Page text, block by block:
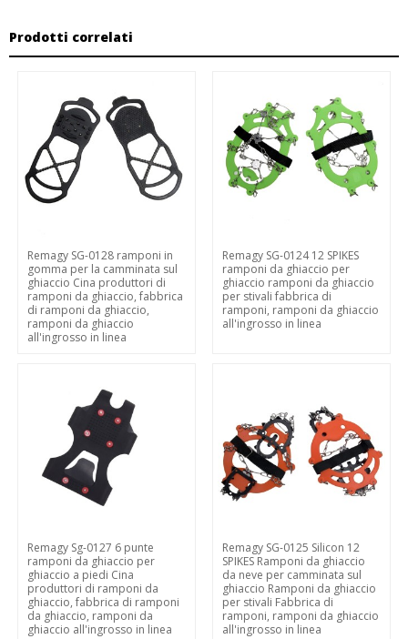
Prodotti correlati
Remagy SG-0128 ramponi in
gomma per la camminata sul
ghiaccio Cina produttori di
ramponi da ghiaccio, fabbrica
di ramponi da ghiaccio,
ramponi da ghiaccio
all'ingrosso in linea
Remagy SG-0124 12 SPIKES
ramponi da ghiaccio per
ghiaccio ramponi da ghiaccio
per stivali fabbrica di
ramponi, ramponi da ghiaccio
all'ingrosso in linea
Remagy Sg-0127 6 punte
ramponi da ghiaccio per
ghiaccio a piedi Cina
produttori di ramponi da
ghiaccio, fabbrica di ramponi
da ghiaccio, ramponi da
ghiaccio all'ingrosso in linea
Remagy SG-0125 Silicon 12
SPIKES Ramponi da ghiaccio
da neve per camminata sul
ghiaccio Ramponi da ghiaccio
per stivali Fabbrica di
ramponi, ramponi da ghiaccio
all'ingrosso in linea